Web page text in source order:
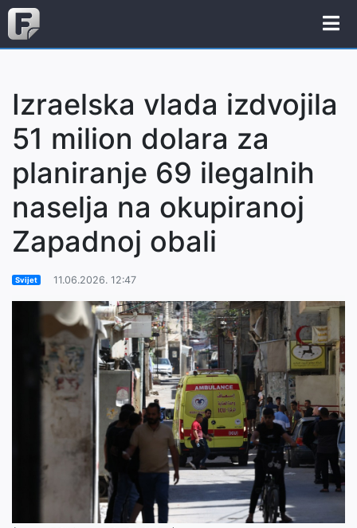
Izraelska vlada izdvojila
51 milion dolara za
planiranje 69 ilegalnih
naselja na okupiranoj
Zapadnoj obali
Svijet 11.06.2026. 12:47